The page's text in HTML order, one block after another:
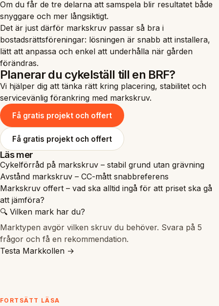
Om du får de tre delarna att samspela blir resultatet både
snyggare och mer långsiktigt.
Det är just därför markskruv passar så bra i
bostadsrättsföreningar: lösningen är snabb att installera,
lätt att anpassa och enkel att underhålla när gården
förändras.
Planerar du cykelställ till en BRF?
Vi hjälper dig att tänka rätt kring placering, stabilitet och
servicevänlig förankring med markskruv.
Få gratis projekt och offert
Få gratis projekt och offert
Läs mer
Cykelförråd på markskruv – stabil grund utan grävning
Avstånd markskruv – CC-mått snabbreferens
Markskruv offert – vad ska alltid ingå för att priset ska gå
att jämföra?
🔍 Vilken mark har du?
Marktypen avgör vilken skruv du behöver. Svara på 5
frågor och få en rekommendation.
Testa Markkollen →
FORTSÄTT LÄSA